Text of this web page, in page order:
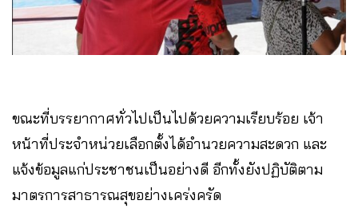
ขณะที่บรรยากาศทั่วไปเป็นไปด้วยความเรียบร้อย เจ้า
หน้าที่ประจำหน่วยเลือกตั้งได้อำนวยความสะดวก และ
แจ้งข้อมูลแก่ประชาชนเป็นอย่างดี อีกทั้งยังปฏิบัติตาม
มาตรการสาธารณสุขอย่างเคร่งครัด